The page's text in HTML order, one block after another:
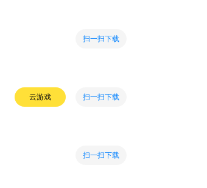
扫一扫下载
云游戏 扫一扫下载
扫一扫下载